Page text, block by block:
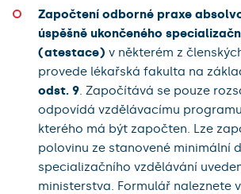
Započtení odborné praxe
úspěšně ukončeného
(atestace) v některém z
provede lékařská fakulta na
odst. 9 . Započítává se pouze
odpovídá vzdělávacímu
kterého má být započten. Lze
polovinu ze stanovené minimální
specializačního vzdělávání
ministerstva. Formulář naleznete